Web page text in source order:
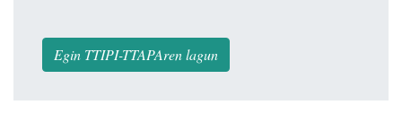
Egin TTIPI-TTAPAren lagun